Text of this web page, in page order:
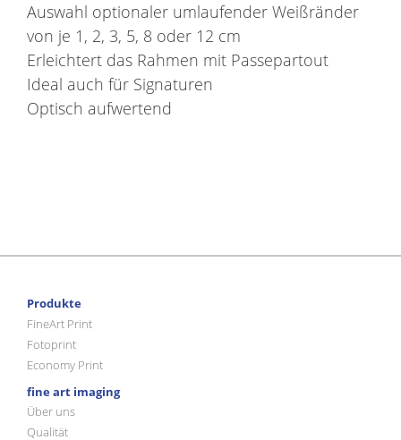
Auswahl optionaler umlaufender Weißränder
von je 1, 2, 3, 5, 8 oder 12 cm
Erleichtert das Rahmen mit Passepartout
Ideal auch für Signaturen
Optisch aufwertend
Produkte
FineArt Print
Fotoprint
Economy Print
fine art imaging
Über uns
Qualität